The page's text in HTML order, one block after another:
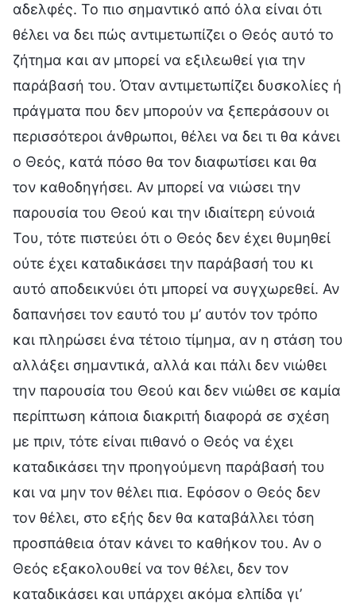
αδελφές. Το πιο σημαντικό από όλα είναι ότι
θέλει να δει πώς αντιμετωπίζει ο Θεός αυτό το
ζήτημα και αν μπορεί να εξιλεωθεί για την
παράβασή του. Όταν αντιμετωπίζει δυσκολίες ή
πράγματα που δεν μπορούν να ξεπεράσουν οι
περισσότεροι άνθρωποι, θέλει να δει τι θα κάνει
ο Θεός, κατά πόσο θα τον διαφωτίσει και θα
τον καθοδηγήσει. Αν μπορεί να νιώσει την
παρουσία του Θεού και την ιδιαίτερη εύνοιά
Του, τότε πιστεύει ότι ο Θεός δεν έχει θυμηθεί
ούτε έχει καταδικάσει την παράβασή του κι
αυτό αποδεικνύει ότι μπορεί να συγχωρεθεί. Αν
δαπανήσει τον εαυτό του μ’ αυτόν τον τρόπο
και πληρώσει ένα τέτοιο τίμημα, αν η στάση του
αλλάξει σημαντικά, αλλά και πάλι δεν νιώθει
την παρουσία του Θεού και δεν νιώθει σε καμία
περίπτωση κάποια διακριτή διαφορά σε σχέση
με πριν, τότε είναι πιθανό ο Θεός να έχει
καταδικάσει την προηγούμενη παράβασή του
και να μην τον θέλει πια. Εφόσον ο Θεός δεν
τον θέλει, στο εξής δεν θα καταβάλλει τόση
προσπάθεια όταν κάνει το καθήκον του. Αν ο
Θεός εξακολουθεί να τον θέλει, δεν τον
καταδικάσει και υπάρχει ακόμα ελπίδα γι’